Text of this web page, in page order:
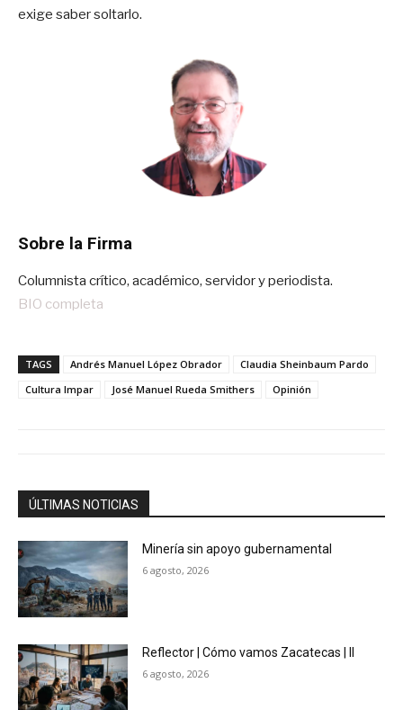
exige saber soltarlo.
Sobre la Firma
Columnista crítico, académico, servidor y periodista.
BIO completa
TAGS Andrés Manuel López Obrador
Claudia Sheinbaum Pardo
Cultura Impar
José Manuel Rueda Smithers Opinión
ÚLTIMAS NOTICIAS
Minería sin apoyo gubernamental
6 agosto, 2026
Reflector | Cómo vamos Zacatecas | II
6 agosto, 2026